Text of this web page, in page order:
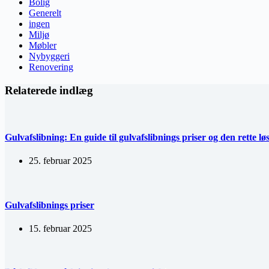
Bolig
Generelt
ingen
Miljø
Møbler
Nybyggeri
Renovering
Relaterede indlæg
Gulvafslibning: En guide til gulvafslibnings priser og den rette
25. februar 2025
Gulvafslibnings priser
15. februar 2025